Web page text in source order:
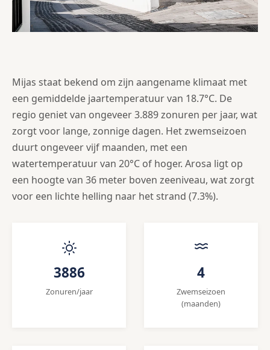
Mijas staat bekend om zijn aangename klimaat met
een gemiddelde jaartemperatuur van 18.7°C. De
regio geniet van ongeveer 3.889 zonuren per jaar, wat
zorgt voor lange, zonnige dagen. Het zwemseizoen
duurt ongeveer vijf maanden, met een
watertemperatuur van 20°C of hoger. Arosa ligt op
een hoogte van 36 meter boven zeeniveau, wat zorgt
voor een lichte helling naar het strand (7.3%).
3886
Zonuren/jaar
4
Zwemseizoen
(maanden)